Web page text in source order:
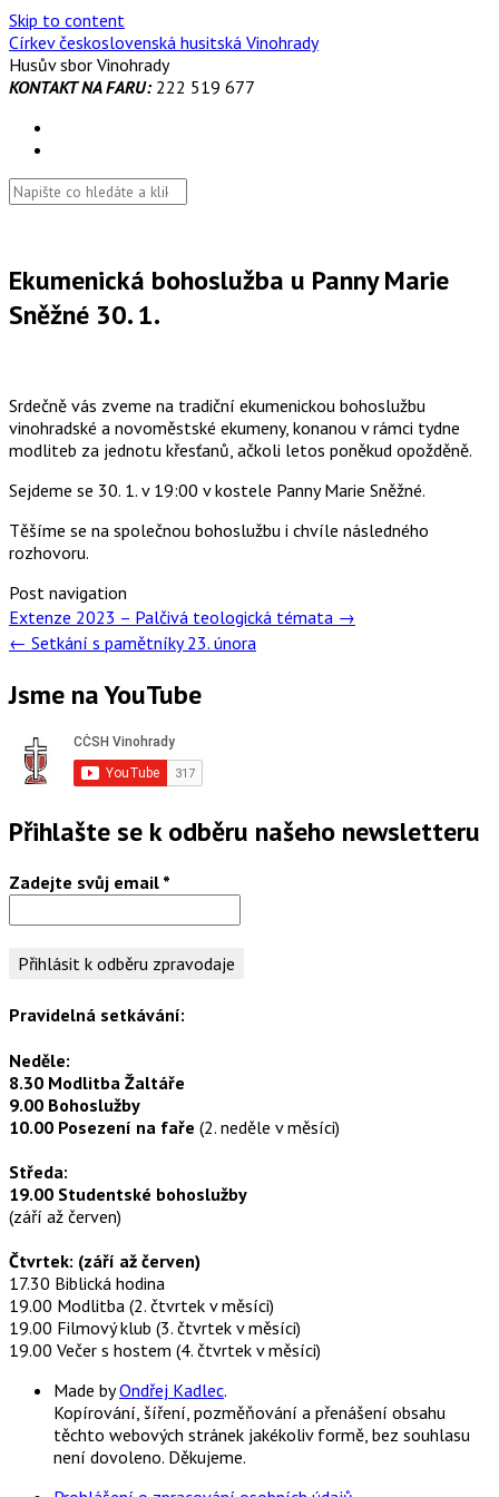
Skip to content
Církev československá husitská Vinohrady
Husův sbor Vinohrady
KONTAKT NA FARU:222 519 677
Ekumenická bohoslužba u Panny Marie
Sněžné 30. 1.
Srdečně vás zveme na tradiční ekumenickou bohoslužbu
vinohradské a novoměstské ekumeny, konanou v rámci tydne
modliteb za jednotu křesťanů, ačkoli letos poněkud opožděně.
Sejdeme se 30. 1. v 19:00 v kostele Panny Marie Sněžné.
Těšíme se na společnou bohoslužbu i chvíle následného
rozhovoru.
Post navigation
Extenze 2023 – Palčivá teologická témata →
← Setkání s pamětníky 23. února
Jsme na YouTube
Přihlašte se k odběru našeho newsletteru
Zadejte svůj email *
Pravidelná setkávání:
Neděle:
8.30 Modlitba Žaltáře
9.00 Bohoslužby
10.00 Posezení na faře (2. neděle v měsíci)
Středa:
19.00 Studentské bohoslužby
(září až červen)
Čtvrtek: (září až červen)
17.30 Biblická hodina
19.00 Modlitba (2. čtvrtek v měsíci)
19.00 Filmový klub (3. čtvrtek v měsíci)
19.00 Večer s hostem (4. čtvrtek v měsíci)
Made byOndřej Kadlec.
Kopírování, šíření, pozměňování a přenášení obsahu
těchto webových stránek jakékoliv formě, bez souhlasu
není dovoleno. Děkujeme.